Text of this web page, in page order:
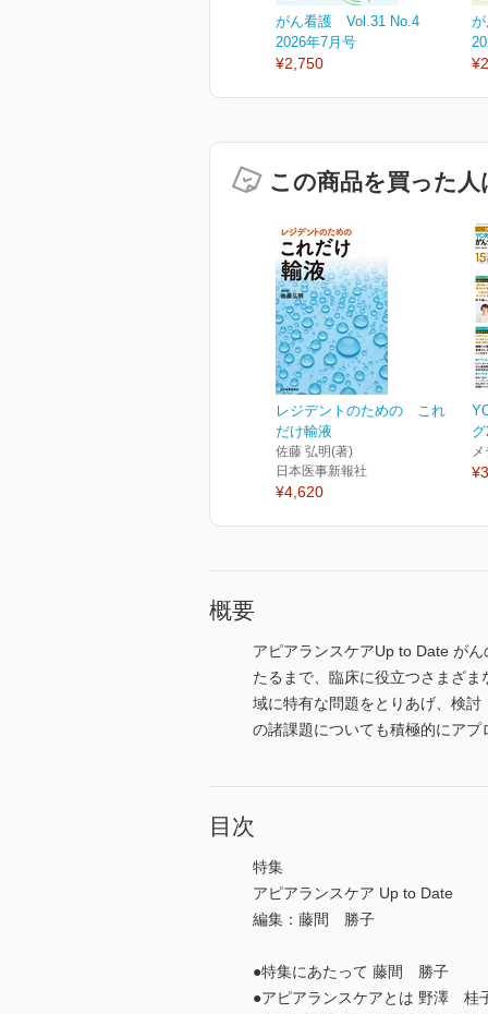
がん看護 Vol.31 No.4
2026年7月号
¥2,750
この商品を買った
レジデントのための これ
だけ輸液
佐藤 弘明(著)
日本医事新報社
¥4,620
概要
アピアランスケアUp to Date が
たるまで、臨床に役立つさまざ
域に特有な問題をとりあげ、検
の諸課題についても積極的にア
目次
特集
アピアランスケア Up to Date
編集：藤間 勝子
●特集にあたって 藤間 勝子
●アピアランスケアとは 野澤 桂